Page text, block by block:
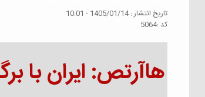
تاريخ انتشار :1405/01/14 - 10:01
كد :5064
هاآرتص: ایران با